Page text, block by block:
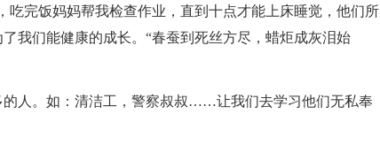
吃完饭妈妈帮我检查作业，直到十点才能上床睡觉，他们所
我们能健康的成长。“春蚕到死丝方尽，蜡炬成灰泪始
人。如：清洁工，警察叔叔……让我们去学习他们无私奉